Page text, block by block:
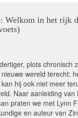
Welkom in het rijk
plots chronisch
wereld terecht:
hij ook niet meer
Naar aanleiding van
praten we met Lynn
en auteur van